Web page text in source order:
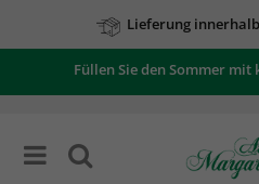
Lieferung
Füllen Sie den Sommer